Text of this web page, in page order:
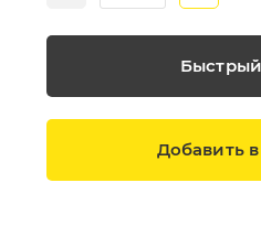
Быстрый
Добавить в